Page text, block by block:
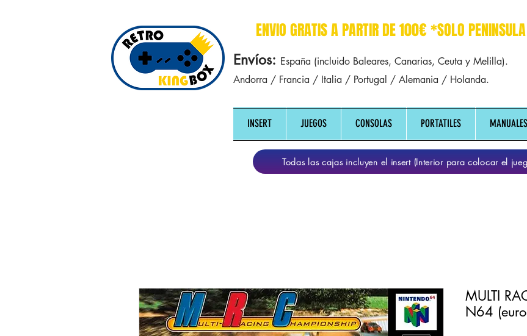
ENVIO GRATIS A PARTIR DE 100€ *SOLO
Envíos: España (incluido Baleares, Canarias, Ceuta y Melilla).
Andorra / Francia / Italia / Portugal / Alemania / Holanda.
INSERT JUEGOS CONSOLAS PORTATILES MANUALES
Todas las cajas incluyen el insert (Interior para colocar el
MULTI
N64